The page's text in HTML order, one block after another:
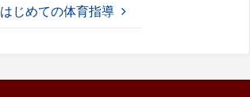
はじめての体育指導